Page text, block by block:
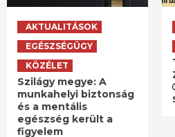
AKTUALITÁSOK
EGÉSZSÉGÜGY
KÖZÉLET
Szilágy megye: A
munkahelyi biztonság
és a mentális
egészség került a
figyelem